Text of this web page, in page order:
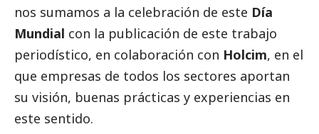
nos sumamos a la celebración de este Día
Mundial con la publicación de este trabajo
periodístico, en colaboración con Holcim, en el
que empresas de todos los sectores aportan
su visión, buenas prácticas y experiencias en
este sentido.